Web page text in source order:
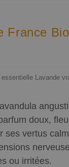
France
essentielle Lavande
doux,
ses vertus
ou irritées.